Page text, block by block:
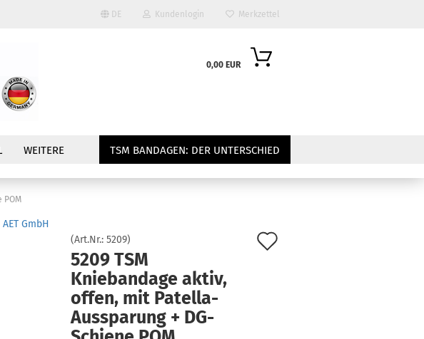
DE Kundenlogin
E-Mail
Passwort vergessen?
Merkzettel
0,00 EUR
TSM BANDAGEN: DER UNTERSCHIED
WEITERE
POM
AET GmbH
(Art.Nr.: 5209)
5209 TSM
Kniebandage aktiv,
offen, mit Patella-
Aussparung + DG-